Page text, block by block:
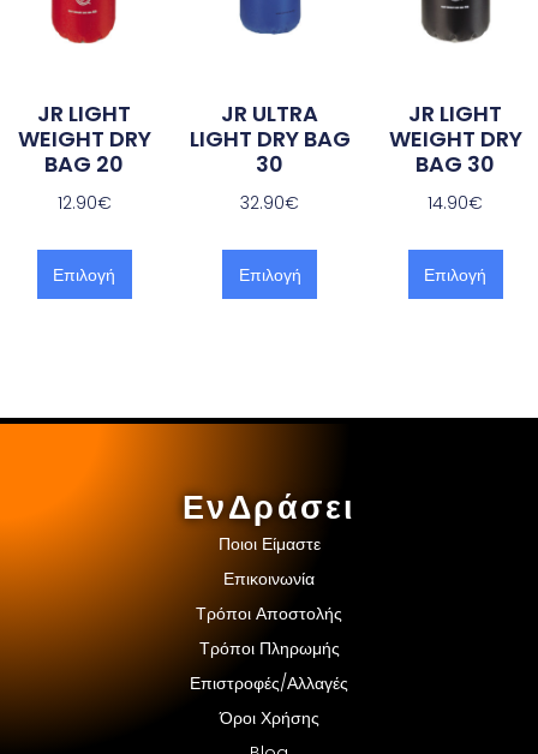
JR LIGHT
WEIGHT DRY
BAG 20
12.90€
Επιλογή
JR ULTRA
LIGHT DRY BAG
30
32.90€
Επιλογή
JR LIGHT
WEIGHT DRY
BAG 30
14.90€
Επιλογή
ΕνΔράσει
Ποιοι Είμαστε
Επικοινωνία
Τρόποι Αποστολής
Τρόποι Πληρωμής
Επιστροφές/Αλλαγές
Όροι Χρήσης